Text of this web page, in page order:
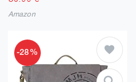
Amazon
-28%